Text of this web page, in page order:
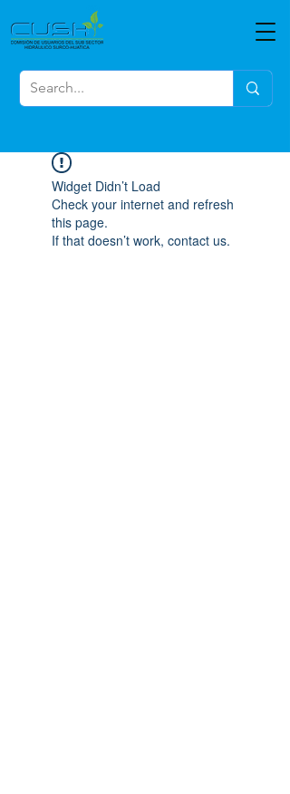
Widget Didn’t Load
Check your internet and refresh
this page.
If that doesn’t work, contact us.